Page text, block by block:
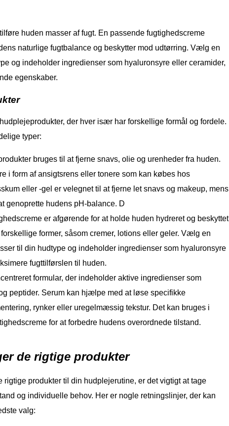
huden masser af fugt. En passende fugtighedscreme
naturlige fugtbalance og beskytter mod udtørring. Vælg en
og indeholder ingredienser som hyaluronsyre eller ceramider,
egenskaber.
der hver især har forskellige formål og fordele.
typer:
bruges til at fjerne snavs, olie og urenheder fra huden.
i form af ansigtsrens eller tonere som kan købes hos
eller -gel er velegnet til at fjerne let snavs og makeup, mens
genoprette hudens pH-balance. D
er afgørende for at holde huden hydreret og beskyttet
former, såsom cremer, lotions eller geler. Vælg en
til din hudtype og indeholder ingredienser som hyaluronsyre
fugttilførslen til huden.
formular, der indeholder aktive ingredienser som
peptider. Serum kan hjælpe med at løse specifikke
rynker eller uregelmæssig tekstur. Det kan bruges i
for at forbedre hudens overordnede tilstand.
de rigtige produkter
rigtige produkter til din hudplejerutine, er det vigtigt at tage
og individuelle behov. Her er nogle retningslinjer, der kan
valg: